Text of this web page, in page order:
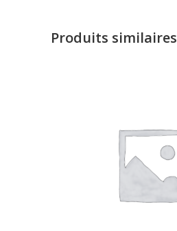
Produits similaires